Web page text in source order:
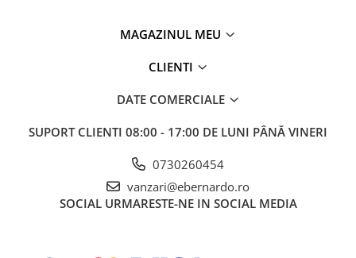
MAGAZINUL MEU
CLIENTI
DATE COMERCIALE
SUPORT CLIENTI 08:00 - 17:00 DE LUNI PÂNĂ VINERI
0730260454
vanzari@ebernardo.ro
SOCIAL URMARESTE-NE IN SOCIAL MEDIA